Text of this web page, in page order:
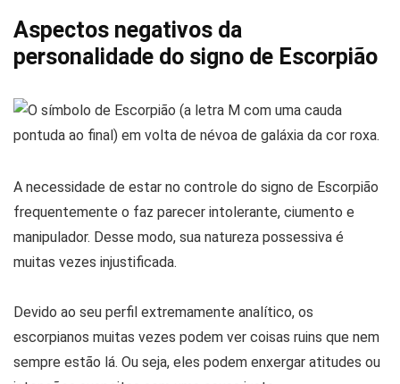
Aspectos negativos da
personalidade do signo de Escorpião
A necessidade de estar no controle do signo de Escorpião
frequentemente o faz parecer intolerante, ciumento e
manipulador. Desse modo, sua natureza possessiva é
muitas vezes injustificada.
Devido ao seu perfil extremamente analítico, os
escorpianos muitas vezes podem ver coisas ruins que nem
sempre estão lá. Ou seja, eles podem enxergar atitudes ou